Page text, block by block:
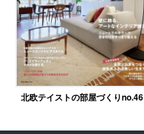
北欧テイストの部屋づくりno.46